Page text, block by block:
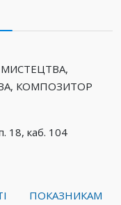
КОМПОЗИТОР
18, каб. 104
ПОКАЗНИКАМ